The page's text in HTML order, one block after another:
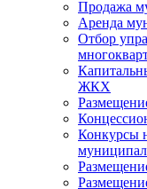
Продажа
Аренда
Отбор
ЖКХ
Конкурсы